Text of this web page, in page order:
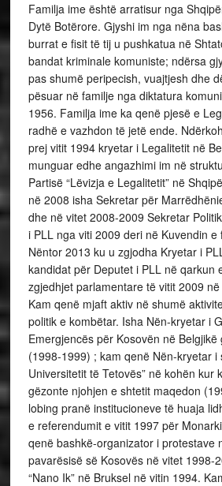
Familja ime është arratisur nga
Dytë Botërore. Gjyshi im nga nëna
burrat e fisit të tij u pushkatua në
bandat kriminale komuniste; ndërsa
pas shumë peripecish, vuajtjesh dhe
pësuar në familje nga diktatura
1956. Familja ime ka qenë pjesë e
radhë e vazhdon të jetë ende.
prej vitit 1994 kryetar i Legalitetit në
munguar edhe angazhimi im në
Partisë “Lëvizja e Legalitetit” në
në 2008 isha Sekretar për
dhe në vitet 2008-2009 Sekretar
i PLL nga viti 2009 deri në Kuvendin
Nëntor 2013 ku u zgjodha Kryetar i
kandidat për Deputet i PLL në qarkun
zgjedhjet parlamentare të vitit 2009
Kam qenë mjaft aktiv në shumë
politik e kombëtar. Isha Nën-kryetar i
Emergjencës për Kosovën në
(1998-1999) ; kam qenë Nën-kryetar i
Universitetit të Tetovës” në kohën kur
gëzonte njohjen e shtetit maqedon
lobing pranë institucioneve të huaja
e referendumit e vitit 1997 për
qenë bashkë-organizator i protestave
pavarësisë së Kosovës në vitet 1998-
“Nano Ik” në Bruksel në vitin 1994.